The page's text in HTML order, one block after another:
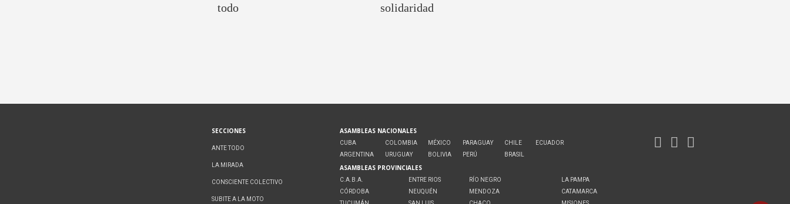
todo
solidaridad
SECCIONES
ANTE TODO
LA MIRADA
CONSCIENTE COLECTIVO
SUBITE A LA MOTO
ASAMBLEAS NACIONALES
CUBA
ARGENTINA
COLOMBIA
URUGUAY
MÉXICO
BOLIVIA
PARAGUAY
PERÚ
CHILE
BRASIL
ECUADOR
ASAMBLEAS PROVINCIALES
C.A.B.A.
CÓRDOBA
ENTRE RIOS
NEUQUÉN
RÍO NEGRO
MENDOZA
LA PAMPA
CATAMARCA